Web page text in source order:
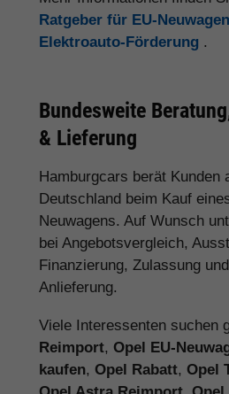
gespart. Die Beratung
professionell.“
★★★★★ Herr M.
Kommunikation und top
Opel Corsa.“
★★★★★ Frau M.
„Der Opel Mokka war
als beim lokalen Händler.
hilfreich war die
Lieferzeit und Garantie.“